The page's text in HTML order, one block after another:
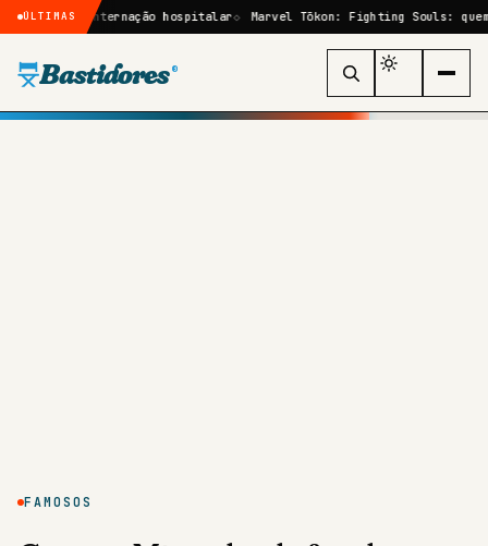
ÚLTIMAS
internação hospitalar Marvel Tōkon: Fighting Souls: quem
Bastidores ®
FAMOSOS